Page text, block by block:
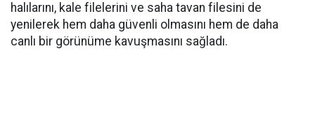
halılarını, kale filelerini ve saha tavan filesini de
yenilerek hem daha güvenli olmasını hem de daha
canlı bir görünüme kavuşmasını sağladı.